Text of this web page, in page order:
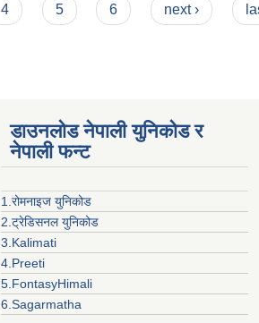
4 5 6 next ›
डाउनलोड नेपाली युनिकोड र
नेपाली फन्ट
1.रोमनाइज युनिकोड
2.ट्रेडिसनल युनिकोड
3.Kalimati
4.Preeti
5.FontasyHimali
6.Sagarmatha